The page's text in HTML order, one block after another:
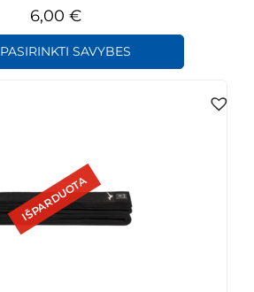
6,00 €
PASIRINKTI SAVYBES
IŠPARDUOTA